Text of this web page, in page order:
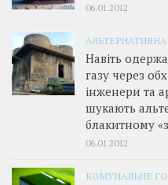
06.01.2012
Навіть
газу через
інженери та
шукають
блакитному
06.01.2012
КОМУНАЛЬНЕ